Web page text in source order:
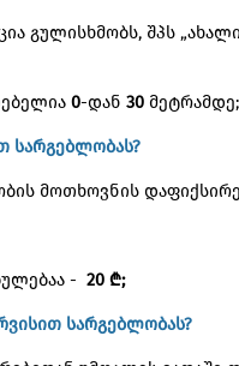
გულისხმობს, შპს
0-დან 30 მეტრამდე;
სარგებლობას?
მოთხოვნის
- 20 ₾;
სარგებლობას?